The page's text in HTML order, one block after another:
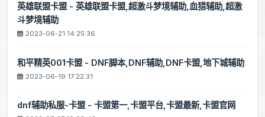
英雄联盟卡盟 - 英雄联盟卡盟,超激斗梦境辅助,血猎辅助,超激
斗梦境辅助
2023-06-21 14:25:36
和平精英001卡盟 - DNF脚本,DNF辅助,DNF卡盟,地下城辅助
2023-06-19 17:22:31
dnf辅助私服-卡盟 - 卡盟第一,卡盟平台,卡盟最新,卡盟官网